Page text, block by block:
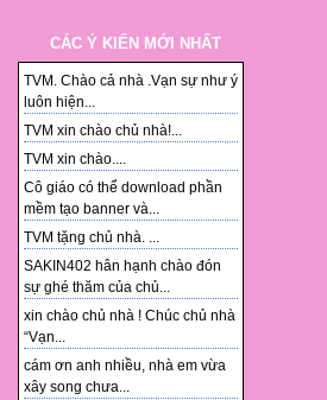
CÁC Ý KIẾN MỚI NHẤT
TVM. Chào cả nhà .Vạn sự như ý
luôn hiện...
TVM xin chào chủ nhà!...
TVM xin chào....
Cô giáo có thể download phần
mềm tạo banner và...
TVM tặng chủ nhà. ...
SAKIN402 hân hạnh chào đón
sự ghé thăm của chủ...
xin chào chủ nhà ! Chúc chủ nhà
“Vạn...
cám ơn anh nhiều, nhà em vừa
xây song chưa...